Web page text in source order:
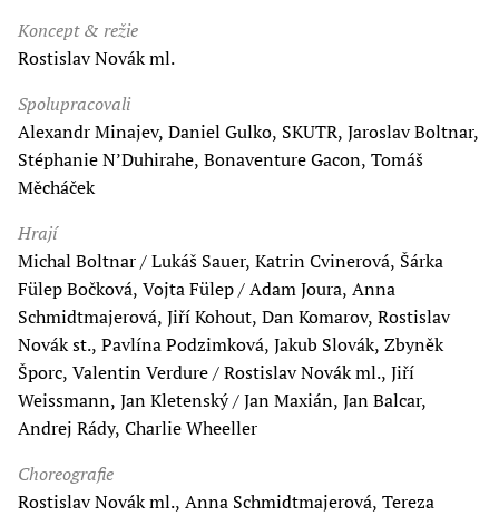
Koncept & režie
Rostislav Novák ml.
Spolupracovali
Alexandr Minajev, Daniel Gulko, SKUTR, Jaroslav Boltnar,
Stéphanie N’Duhirahe, Bonaventure Gacon, Tomáš
Měcháček
Hrají
Michal Boltnar / Lukáš Sauer, Katrin Cvinerová, Šárka
Fülep Bočková, Vojta Fülep / Adam Joura, Anna
Schmidtmajerová, Jiří Kohout, Dan Komarov, Rostislav
Novák st., Pavlína Podzimková, Jakub Slovák, Zbyněk
Šporc, Valentin Verdure / Rostislav Novák ml., Jiří
Weissmann, Jan Kletenský / Jan Maxián, Jan Balcar,
Andrej Rády, Charlie Wheeller
Choreografie
Rostislav Novák ml., Anna Schmidtmajerová, Tereza